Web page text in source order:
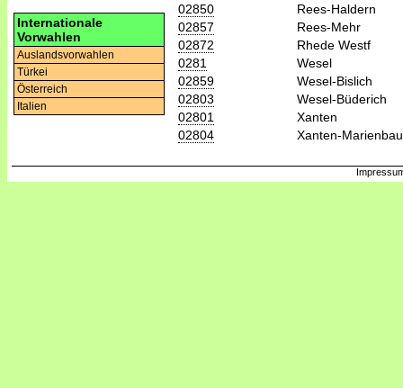
Internationale
Vorwahlen
Auslandsvorwahlen
Türkei
Österreich
Italien
02850
Rees-Haldern
02857
Rees-Mehr
02872
Rhede Westf
0281
Wesel
02859
Wesel-Bislich
02803
Wesel-Büderich
02801
Xanten
02804
Xanten-